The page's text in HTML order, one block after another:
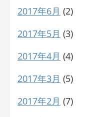
2017年6月 (2)
2017年5月 (3)
2017年4月 (4)
2017年3月 (5)
2017年2月 (7)